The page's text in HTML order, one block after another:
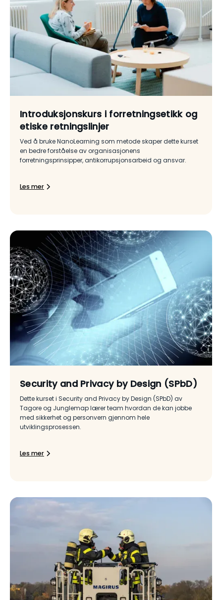
Introduksjonskurs i forretningsetikk og
etiske retningslinjer
Ved å bruke NanoLearning som metode skaper dette kurset
en bedre forståelse av organisasjonens
forretningsprinsipper, antikorrupsjonsarbeid og ansvar.
Les mer
Security and Privacy by Design (SPbD)
Dette kurset i Security and Privacy by Design (SPbD) av
Tagore og Junglemap lærer team hvordan de kan jobbe
med sikkerhet og personvern gjennom hele
utviklingsprosessen.
Les mer